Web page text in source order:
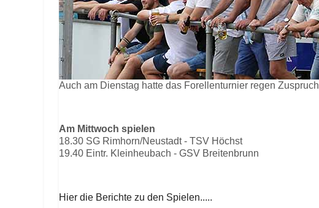
Auch am Dienstag hatte das Forellenturnier regen Zuspruch
Am Mittwoch spielen
18.30 SG Rimhorn/Neustadt - TSV Höchst
19.40 Eintr. Kleinheubach - GSV Breitenbrunn
Hier die Berichte zu den Spielen.....